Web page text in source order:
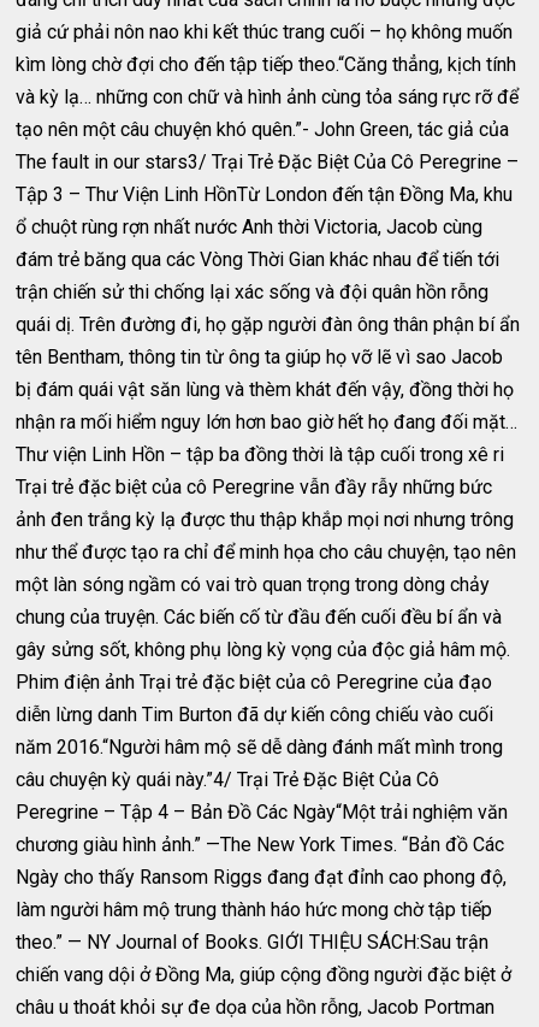
giả cứ phải nôn nao khi kết thúc trang cuối – họ không muốn
kìm lòng chờ đợi cho đến tập tiếp theo.“Căng thẳng, kịch tính
và kỳ lạ… những con chữ và hình ảnh cùng tỏa sáng rực rỡ để
tạo nên một câu chuyện khó quên.”- John Green, tác giả của
The fault in our stars3/ Trại Trẻ Đặc Biệt Của Cô Peregrine –
Tập 3 – Thư Viện Linh HồnTừ London đến tận Đồng Ma, khu
ổ chuột rùng rợn nhất nước Anh thời Victoria, Jacob cùng
đám trẻ băng qua các Vòng Thời Gian khác nhau để tiến tới
trận chiến sử thi chống lại xác sống và đội quân hồn rỗng
quái dị. Trên đường đi, họ gặp người đàn ông thân phận bí ẩn
tên Bentham, thông tin từ ông ta giúp họ vỡ lẽ vì sao Jacob
bị đám quái vật săn lùng và thèm khát đến vậy, đồng thời họ
nhận ra mối hiểm nguy lớn hơn bao giờ hết họ đang đối mặt…
Thư viện Linh Hồn – tập ba đồng thời là tập cuối trong xê ri
Trại trẻ đặc biệt của cô Peregrine vẫn đầy rẫy những bức
ảnh đen trắng kỳ lạ được thu thập khắp mọi nơi nhưng trông
như thể được tạo ra chỉ để minh họa cho câu chuyện, tạo nên
một làn sóng ngầm có vai trò quan trọng trong dòng chảy
chung của truyện. Các biến cố từ đầu đến cuối đều bí ẩn và
gây sửng sốt, không phụ lòng kỳ vọng của độc giả hâm mộ.
Phim điện ảnh Trại trẻ đặc biệt của cô Peregrine của đạo
diễn lừng danh Tim Burton đã dự kiến công chiếu vào​​ cuối
năm 2016.“Người hâm mộ sẽ dễ dàng đánh mất mình trong
câu chuyện kỳ quái này.”4/ Trại Trẻ Đặc Biệt Của Cô
Peregrine – Tập 4 – Bản Đồ Các Ngày“Một trải nghiệm văn
chương giàu hình ảnh.” —The New York Times. “Bản đồ Các
Ngày cho thấy Ransom Riggs đang đạt đỉnh cao phong độ,
làm người hâm mộ trung thành háo hức mong chờ tập tiếp
theo.” — NY Journal of Books. GIỚI THIỆU SÁCH:Sau trận
chiến vang dội ở Đồng Ma, giúp cộng đồng người đặc biệt ở
châu u thoát khỏi sự đe dọa của hồn rỗng, Jacob Portman